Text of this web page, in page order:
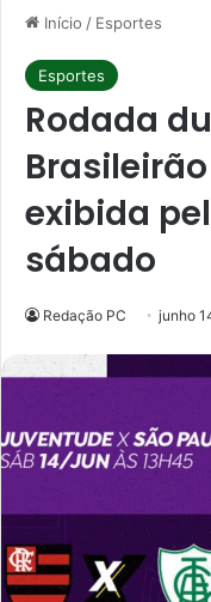
Início / Esportes
Esportes
Rodada
exibida
sábado
Redação PC junho